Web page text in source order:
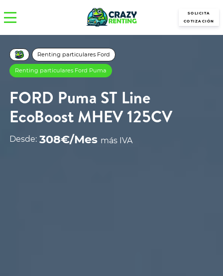
SOLICITA
COTIZACIÓN
Renting particulares Ford
Renting particulares Ford Puma
FORD Puma ST Line
EcoBoost MHEV 125CV
Desde: 308€/Mes más IVA